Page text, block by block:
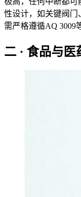
性设计，如关键阀门
需严格遵循AQ 3009
二 · 食品与